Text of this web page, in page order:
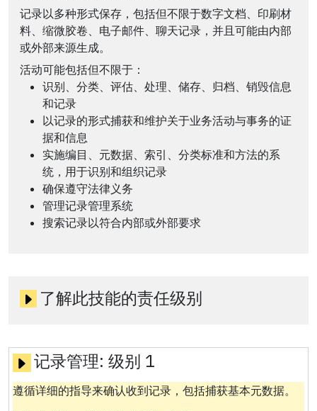
记录以多种形式保存，包括但不限于数字文档、印刷材
料、缩微胶卷、电子邮件、聊天记录，并且可能由内部
或外部来源生成。
活动可能包括但不限于：
识别、分类、评估、处理、储存、归档、销毁信息
和记录
以记录的形式捕获和维护关于业务活动与事务的证
据和信息
实施编目、元数据、索引、分类标准和方法的系
统，用于识别和组织记录
确保遵守法律义务
管理记录管理系统
搜索记录以符合内部或外部要求
了解此技能的责任级别
记录管理: 级别 1
遵循详细的指导来确认收到记录，包括捕获基本元数据。